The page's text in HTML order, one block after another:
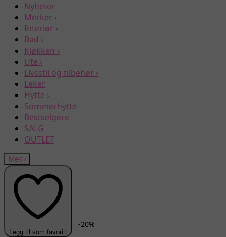
Nyheter
Merker ›
Interiør ›
Bad ›
Kjøkken ›
Ute ›
Livsstil og tilbehør ›
Leker
Hytte ›
Sommerhytte
Bestselgere
SALG
OUTLET
Mer ›
Legg til som favoritt
-20%